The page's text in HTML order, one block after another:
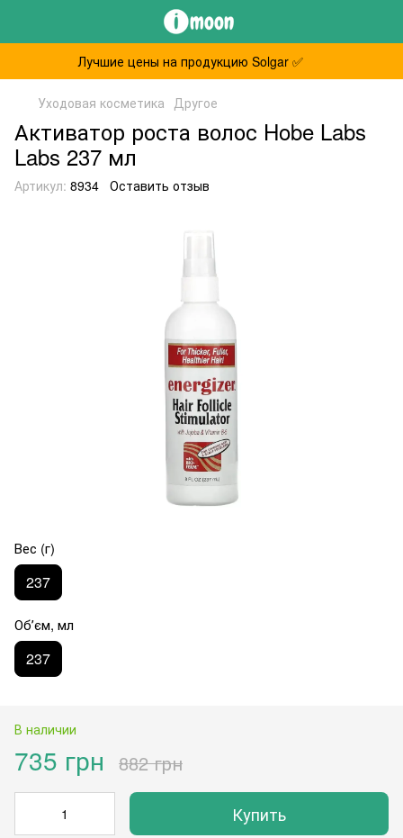
Лучшие цены на продукцию Solgar ✅
Уходовая косметика Другое
Активатор роста волос Hobe Labs
Labs 237 мл
Артикул: 8934 Оставить отзыв
Вес (г)
237
Обʼєм, мл
237
В наличии
735 грн 882 грн
Купить